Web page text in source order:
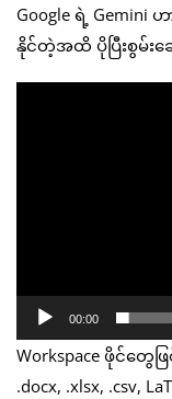
Google ရဲ့
နိုင်တဲ့အထိ ပိုပြီးစွမ်းဆ
00:00
Workspace ဖိုင်တွေဖ
.docx, .xlsx, .csv,